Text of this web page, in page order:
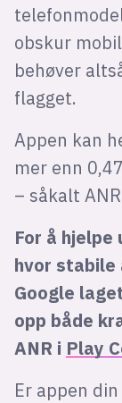
obskur
behøver
flagget.
Appen kan
mer enn
– såkalt
For å
hvor stabile
Google
opp både
ANR i Play
Er appen